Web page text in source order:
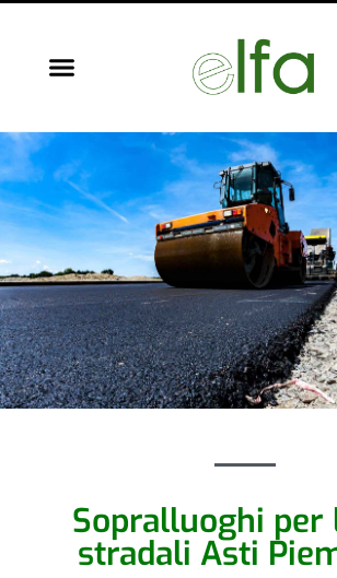
Sopralluoghi per
stradali Asti